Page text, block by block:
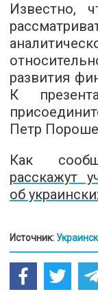
Известно,
развития
К
Петр
Как
расскажут
об
Источник: